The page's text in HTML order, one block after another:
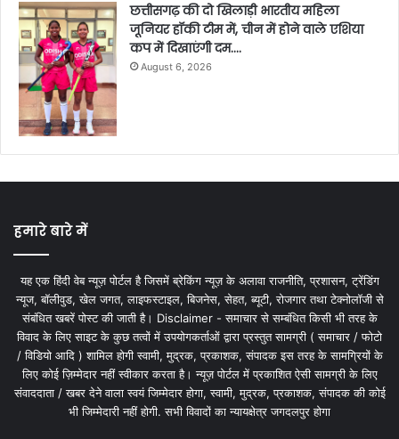
छत्तीसगढ़ की दो खिलाड़ी भारतीय महिला
जूनियर हॉकी टीम में, चीन में होने वाले एशिया
कप में दिखाएंगी दम….
August 6, 2026
हमारे बारे में
यह एक हिंदी वेब न्यूज़ पोर्टल है जिसमें ब्रेकिंग न्यूज़ के अलावा राजनीति, प्रशासन, ट्रेंडिंग
न्यूज, बॉलीवुड, खेल जगत, लाइफस्टाइल, बिजनेस, सेहत, ब्यूटी, रोजगार तथा टेक्नोलॉजी से
संबंधित खबरें पोस्ट की जाती है। Disclaimer - समाचार से सम्बंधित किसी भी तरह के
विवाद के लिए साइट के कुछ तत्वों में उपयोगकर्ताओं द्वारा प्रस्तुत सामग्री ( समाचार / फोटो
/ विडियो आदि ) शामिल होगी स्वामी, मुद्रक, प्रकाशक, संपादक इस तरह के सामग्रियों के
लिए कोई ज़िम्मेदार नहीं स्वीकार करता है। न्यूज़ पोर्टल में प्रकाशित ऐसी सामग्री के लिए
संवाददाता / खबर देने वाला स्वयं जिम्मेदार होगा, स्वामी, मुद्रक, प्रकाशक, संपादक की कोई
भी जिम्मेदारी नहीं होगी. सभी विवादों का न्यायक्षेत्र जगदलपुर होगा